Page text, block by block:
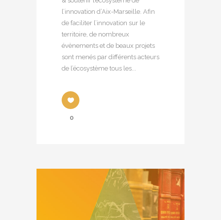
l’innovation d’Aix-Marseille. Afin
de faciliter l’innovation sur le
territoire, de nombreux
évènements et de beaux projets
sont menés par différents acteurs
de l’écosystème tous les...
0